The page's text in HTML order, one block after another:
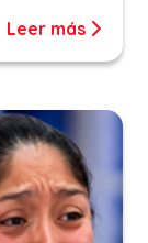
Leer más